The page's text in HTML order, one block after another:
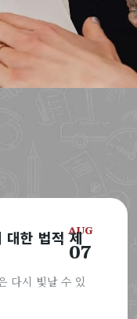
AUG
07
대한 법적 제
다시 빛날 수 있